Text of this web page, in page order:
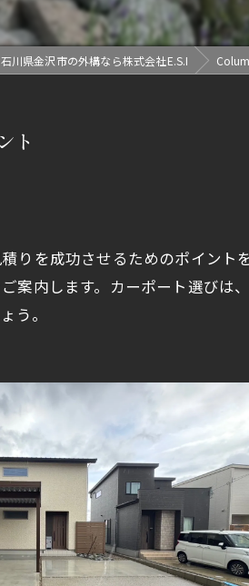
石川県金沢市の外構なら株式会社E.S.I
ト
りを成功させるためのポイント
案内します。カーポート選びは
う。